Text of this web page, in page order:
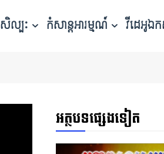
សិល្បៈ កំសាន្តអារម្មណ៍ វីដេអូឯ
អត្ថបទផ្សេងទៀត